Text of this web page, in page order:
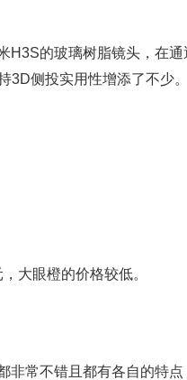
H3S的玻璃树脂镜头，在
3D侧投实用性增添了不少。
大眼橙的价格较低。
非常不错且都有各自的特